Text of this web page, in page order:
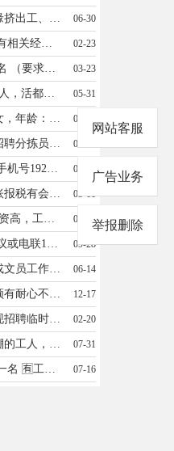
五弘线缆招聘10名普工，两名绝缘挤出工、钢带工、成缆工（有工作经验优先）地址：黄儿营村北联系电话：17733932889耐压试验员（男，有无经验均可，20岁-45岁)巡检员（女，有无经验均可，不超40岁）工资待遇面议联系电话:15100913093 06-30
青海西宁电缆门市招聘普工一名 有相关经验者优先 联系电话：19997333778 02-23
郑州电缆库房招聘：司机 普工数名 （要求熟练工）待遇优厚 ，设施齐全。联系电话：13526709820 03-23
有没有电缆库房老板招人呢，2个人，活都会干，电话18731901125 05-31
晶龙物业招聘保洁数名，要求：女，年龄：60周岁以内，工作地点：晶澳东城园区，工资面议；电话：13731590180 06-03
宁晋县西城区韵泽通供应链白班招聘分拣员2名；临时工忽扰；有意者电联13333119556 03-01
男肯吃苦肯干希望工资2800/3000手机号19293191175 03-25
求职，兼职会计内外账都做，记账报税有会计证，电话15612991697 03-11
大陆村机械厂招工：零工2名，工资高，工资准当，一定是大陆村附近的，电话16630978222 05-24
领微消防诚聘:资料员一名薪酬面议或电联18031125307 09-28
本人女37，大专学历，标书制作或文员工作联系电话15613914445 06-14
小饰品厂（招聘学徒工工人）必须有耐心不压工资/免费培训/薪资5500长期稳定可代加工合作！非诚勿扰！电话+15028912282 12-17
宁晋天宝街海澜之家（路南店）现招聘临时营业员。年龄：30周岁以下底薪加提成月薪3500-5500不等两班倒半天班法定节假日3薪。电话15075904355 02-20
宁晋县北楼下村北姜地招聘拆姜棚的工人，拆拉一个棚130元。🈶️意向干的联系电话☎️19033406333 07-31
伊甸园对过阳光超市招聘 暑假工一名 🈶工作经验的，会收银的，优选录取，待遇优厚。 要求：性格外向开朗，沟通能力好，工资面议。 ​☎️18713958383 07-16
网站客服
广告业务
举报删除